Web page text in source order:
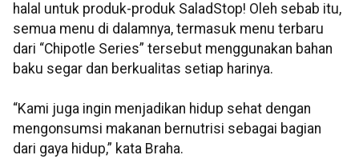
halal untuk produk-produk SaladStop! Oleh sebab itu,
semua menu di dalamnya, termasuk menu terbaru
dari “Chipotle Series” tersebut menggunakan bahan
baku segar dan berkualitas setiap harinya.
“Kami juga ingin menjadikan hidup sehat dengan
mengonsumsi makanan bernutrisi sebagai bagian
dari gaya hidup,” kata Braha.